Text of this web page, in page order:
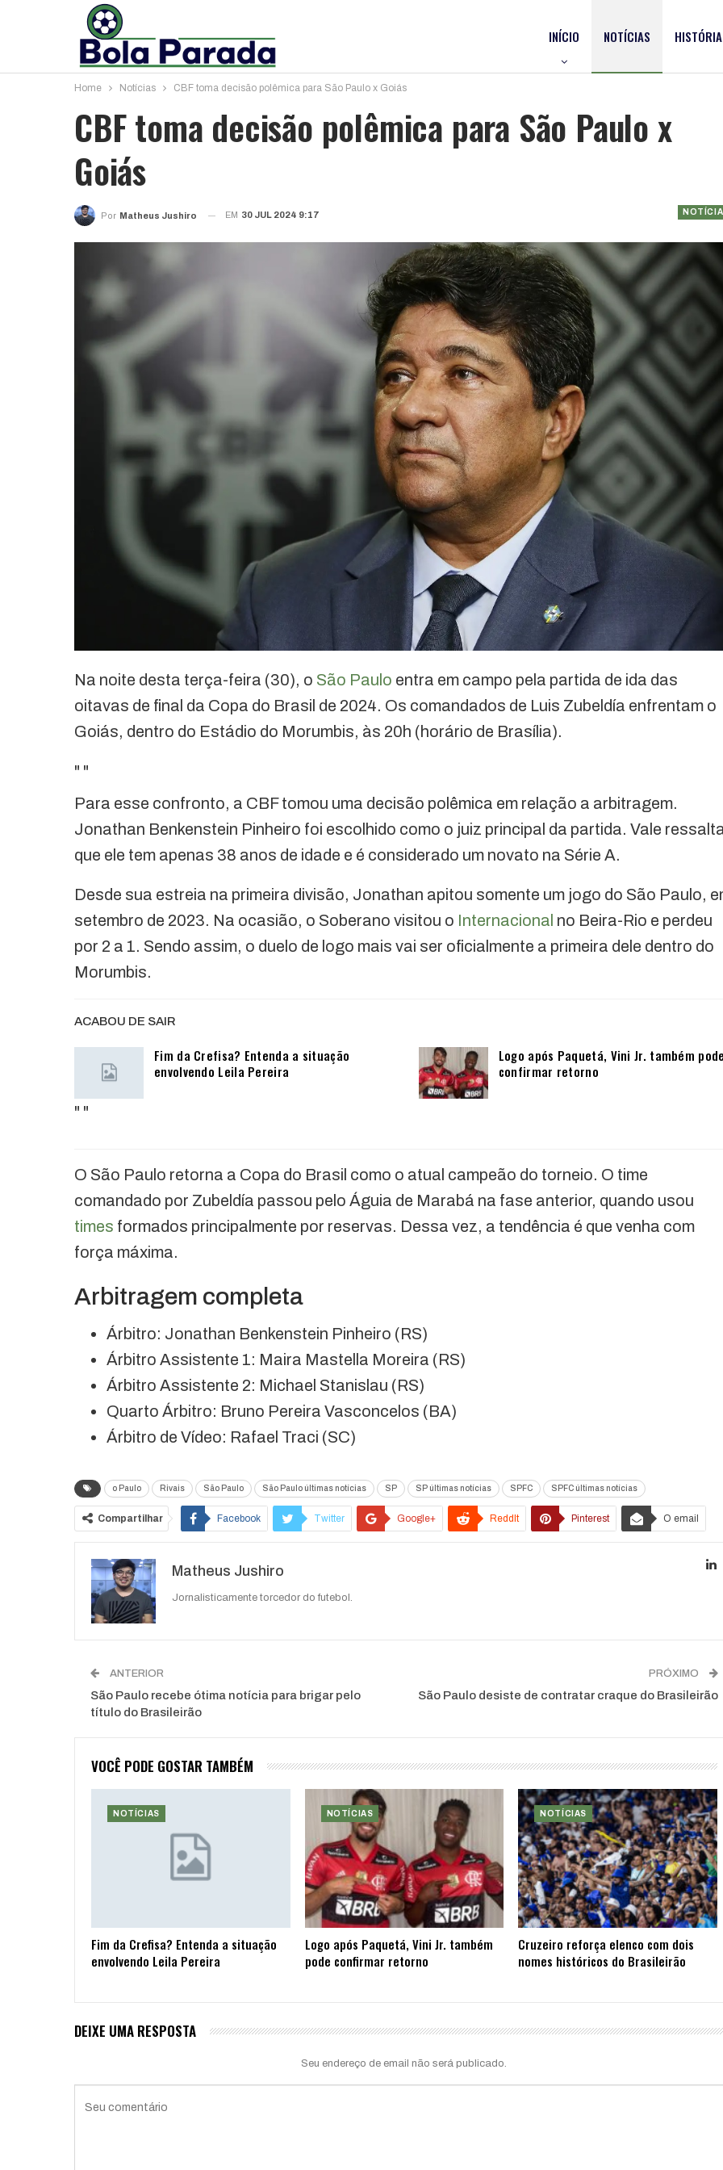
INÍCIO NOTÍCIAS HISTÓRIA
Home Notícias CBF toma decisão polêmica para São Paulo x Goiás
CBF toma decisão polêmica para São Paulo x
Goiás
Por Matheus Jushiro EM 30 JUL 2024 9:17
Na noite desta terça-feira (30), o São Paulo entra em campo pela partida de ida das
oitavas de final da Copa do Brasil de 2024. Os comandados de Luis Zubeldía enfrentam o
Goiás, dentro do Estádio do Morumbis, às 20h (horário de Brasília).
" "
Para esse confronto, a CBF tomou uma decisão polêmica em relação a arbitragem.
Jonathan Benkenstein Pinheiro foi escolhido como o juiz principal da partida. Vale
que ele tem apenas 38 anos de idade e é considerado um novato na Série A.
Desde sua estreia na primeira divisão, Jonathan apitou somente um jogo do São Paulo,
setembro de 2023. Na ocasião, o Soberano visitou o Internacional no Beira-Rio e perdeu
por 2 a 1. Sendo assim, o duelo de logo mais vai ser oficialmente a primeira dele dentro do
Morumbis.
ACABOU DE SAIR
Fim da Crefisa? Entenda a situação
envolvendo Leila Pereira
" "
Logo após Paquetá, Vini Jr. também pode
confirmar retorno
O São Paulo retorna a Copa do Brasil como o atual campeão do torneio. O time
comandado por Zubeldía passou pelo Águia de Marabá na fase anterior, quando usou
times formados principalmente por reservas. Dessa vez, a tendência é que venha com
força máxima.
Arbitragem completa
Árbitro: Jonathan Benkenstein Pinheiro (RS)
Árbitro Assistente 1: Maira Mastella Moreira (RS)
Árbitro Assistente 2: Michael Stanislau (RS)
Quarto Árbitro: Bruno Pereira Vasconcelos (BA)
Árbitro de Vídeo: Rafael Traci (SC)
o Paulo Rivais São Paulo São Paulo últimas notícias SP SP últimas notícias SPFC SPFC últimas notícias
Compartilhar Facebook Twitter Google+ ReddIt Pinterest O email
Matheus Jushiro
Jornalisticamente torcedor do futebol.
ANTERIOR
São Paulo recebe ótima notícia para brigar pelo
título do Brasileirão
PRÓXIMO
São Paulo desiste de contratar craque do Brasileirão
VOCÊ PODE GOSTAR TAMBÉM
NOTÍCIAS
Fim da Crefisa? Entenda a situação
envolvendo Leila Pereira
NOTÍCIAS
Logo após Paquetá, Vini Jr. também
pode confirmar retorno
NOTÍCIAS
Cruzeiro reforça elenco com dois
nomes históricos do Brasileirão
DEIXE UMA RESPOSTA
Seu endereço de email não será publicado.